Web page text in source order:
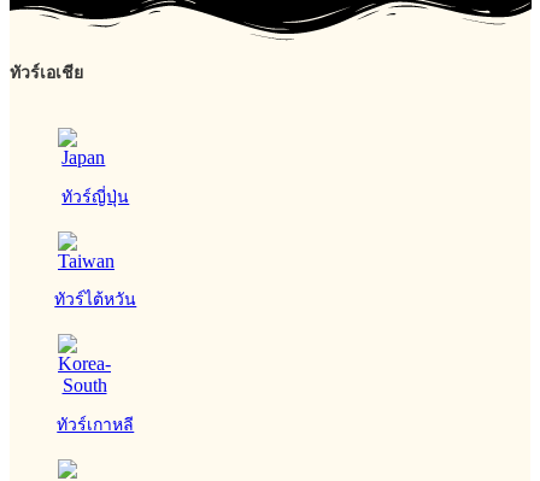
ทัวร์เอเชีย
ทัวร์ญี่ปุ่น
ทัวร์ไต้หวัน
ทัวร์เกาหลี